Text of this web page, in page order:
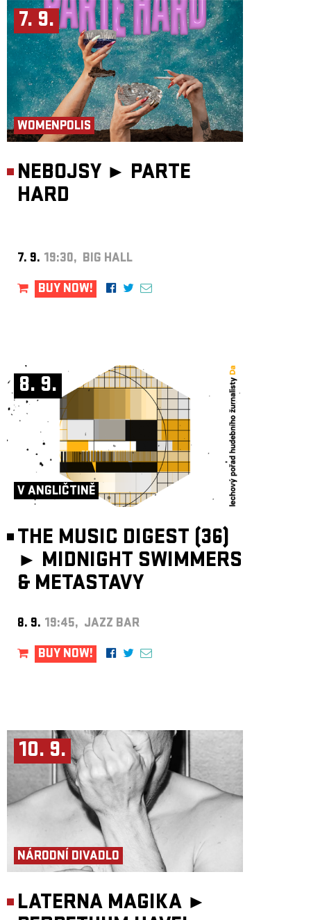
7. 9.
WOMENPOLIS
NEBOJSY ► PARTE
HARD
7. 9. 19:30, BIG HALL
BUY NOW!
8. 9.
V ANGLIČTINĚ
THE MUSIC DIGEST (36)
► MIDNIGHT SWIMMERS
& METASTAVY
8. 9. 19:45, JAZZ BAR
BUY NOW!
10. 9.
NÁRODNÍ DIVADLO
LATERNA MAGIKA ►